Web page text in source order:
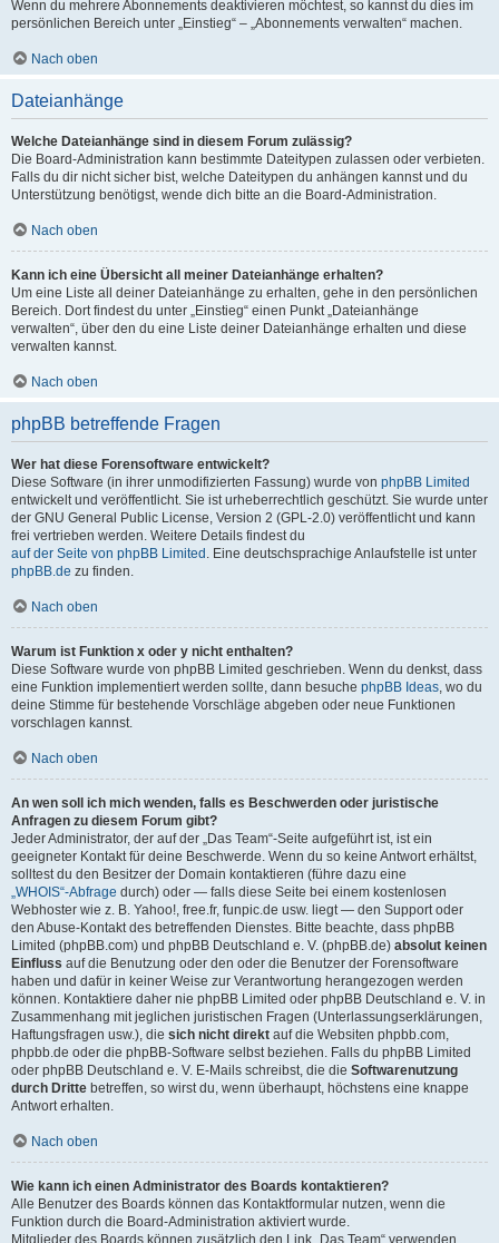
Wenn du mehrere Abonnements deaktivieren möchtest, so kannst du dies im
persönlichen Bereich unter „Einstieg“ – „Abonnements verwalten“ machen.
Nach oben
Dateianhänge
Welche Dateianhänge sind in diesem Forum zulässig?
Die Board-Administration kann bestimmte Dateitypen zulassen oder verbieten.
Falls du dir nicht sicher bist, welche Dateitypen du anhängen kannst und du
Unterstützung benötigst, wende dich bitte an die Board-Administration.
Nach oben
Kann ich eine Übersicht all meiner Dateianhänge erhalten?
Um eine Liste all deiner Dateianhänge zu erhalten, gehe in den persönlichen
Bereich. Dort findest du unter „Einstieg“ einen Punkt „Dateianhänge
verwalten“, über den du eine Liste deiner Dateianhänge erhalten und diese
verwalten kannst.
Nach oben
phpBB betreffende Fragen
Wer hat diese Forensoftware entwickelt?
Diese Software (in ihrer unmodifizierten Fassung) wurde von phpBB Limited
entwickelt und veröffentlicht. Sie ist urheberrechtlich geschützt. Sie wurde unter
der GNU General Public License, Version 2 (GPL-2.0) veröffentlicht und kann
frei vertrieben werden. Weitere Details findest du
auf der Seite von phpBB Limited . Eine deutschsprachige Anlaufstelle ist unter
phpBB.de zu finden.
Nach oben
Warum ist Funktion x oder y nicht enthalten?
Diese Software wurde von phpBB Limited geschrieben. Wenn du denkst, dass
eine Funktion implementiert werden sollte, dann besuche phpBB Ideas, wo du
deine Stimme für bestehende Vorschläge abgeben oder neue Funktionen
vorschlagen kannst.
Nach oben
An wen soll ich mich wenden, falls es Beschwerden oder juristische
Anfragen zu diesem Forum gibt?
Jeder Administrator, der auf der „Das Team“-Seite aufgeführt ist, ist ein
geeigneter Kontakt für deine Beschwerde. Wenn du so keine Antwort erhältst,
solltest du den Besitzer der Domain kontaktieren (führe dazu eine
„WHOIS“-Abfrage durch) oder — falls diese Seite bei einem kostenlosen
Webhoster wie z. B. Yahoo!, free.fr, funpic.de usw. liegt — den Support oder
den Abuse-Kontakt des betreffenden Dienstes. Bitte beachte, dass phpBB
Limited (phpBB.com) und phpBB Deutschland e. V. (phpBB.de) absolut keinen
Einfluss auf die Benutzung oder den oder die Benutzer der Forensoftware
haben und dafür in keiner Weise zur Verantwortung herangezogen werden
können. Kontaktiere daher nie phpBB Limited oder phpBB Deutschland e. V. in
Zusammenhang mit jeglichen juristischen Fragen (Unterlassungserklärungen,
Haftungsfragen usw.), die sich nicht direkt auf die Websiten phpbb.com,
phpbb.de oder die phpBB-Software selbst beziehen. Falls du phpBB Limited
oder phpBB Deutschland e. V. E-Mails schreibst, die die Softwarenutzung
durch Dritte betreffen, so wirst du, wenn überhaupt, höchstens eine knappe
Antwort erhalten.
Nach oben
Wie kann ich einen Administrator des Boards kontaktieren?
Alle Benutzer des Boards können das Kontaktformular nutzen, wenn die
Funktion durch die Board-Administration aktiviert wurde.
Mitglieder des Boards können zusätzlich den Link „Das Team“ verwenden.